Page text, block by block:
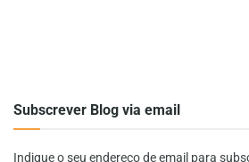
Subscrever Blog via email
Indique o seu endereço de email para